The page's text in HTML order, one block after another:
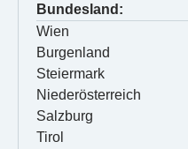
Bundesland:
Wien
Burgenland
Steiermark
Niederösterreich
Salzburg
Tirol